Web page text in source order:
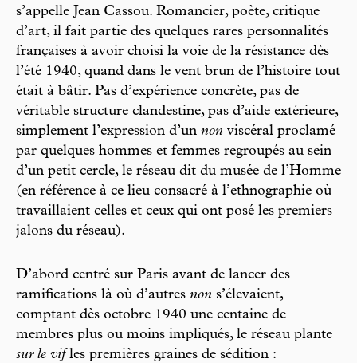
s’appelle Jean Cassou. Romancier, poète, critique
d’art, il fait partie des quelques rares personnalités
françaises à avoir choisi la voie de la résistance dès
l’été 1940, quand dans le vent brun de l’histoire tout
était à bâtir. Pas d’expérience concrète, pas de
véritable structure clandestine, pas d’aide extérieure,
simplement l’expression d’un non viscéral proclamé
par quelques hommes et femmes regroupés au sein
d’un petit cercle, le réseau dit du musée de l’Homme
(en référence à ce lieu consacré à l’ethnographie où
travaillaient celles et ceux qui ont posé les premiers
jalons du réseau).
D’abord centré sur Paris avant de lancer des
ramifications là où d’autres non s’élevaient,
comptant dès octobre 1940 une centaine de
membres plus ou moins impliqués, le réseau plante
sur le vif les premières graines de sédition :